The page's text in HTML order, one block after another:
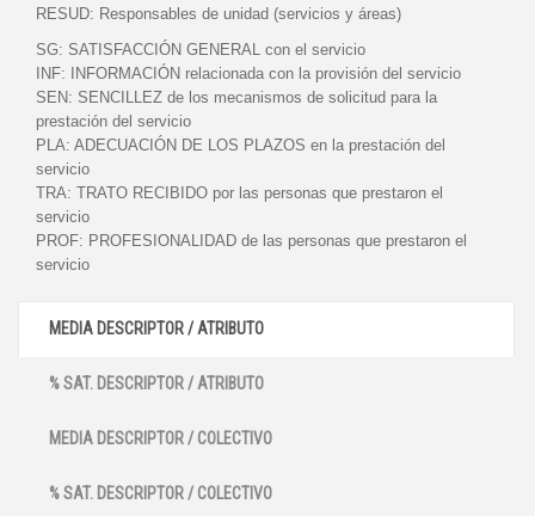
RESUD: Responsables de unidad (servicios y áreas)
SG: SATISFACCIÓN GENERAL con el servicio
INF:
INFORMACIÓN relacionada con la provisión del servicio
SEN: SENCILLEZ de los mecanismos de solicitud para la
prestación del servicio
PLA: ADECUACIÓN DE LOS PLAZOS en la prestación del
servicio
TRA: TRATO RECIBIDO por las personas que prestaron el
servicio
PROF: PROFESIONALIDAD de las personas que prestaron el
servicio
MEDIA DESCRIPTOR / ATRIBUTO
% SAT. DESCRIPTOR / ATRIBUTO
MEDIA DESCRIPTOR / COLECTIVO
% SAT. DESCRIPTOR / COLECTIVO